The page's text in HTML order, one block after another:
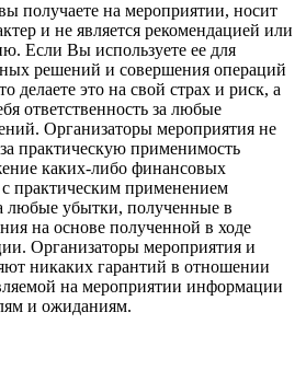
получаете на мероприятии, носит
и не является рекомендацией или
Если Вы используете ее для
решений и совершения операций
делаете это на свой страх и риск, а
ответственность за любые
Организаторы мероприятия не
практическую применимость
каких-либо финансовых
с практическим применением
любые убытки, полученные в
на основе полученной в ходе
Организаторы мероприятия и
никаких гарантий в отношении
на мероприятии информации
и ожиданиям.